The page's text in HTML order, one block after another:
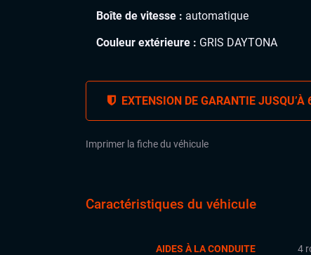
Boîte de vitesse : automatique
Couleur extérieure : GRIS DAYTONA
EXTENSION DE GARANTIE JUSQU’À
Imprimer la fiche du véhicule
Caractéristiques du véhicule
AIDES À LA CONDUITE
4